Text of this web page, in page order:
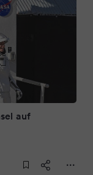
auf